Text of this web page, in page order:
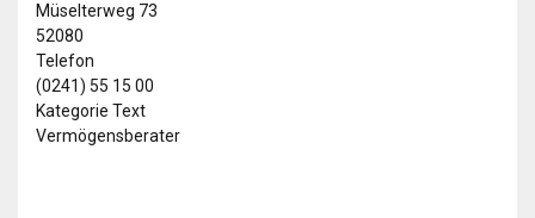
Müselterweg 73
52080
Telefon
(0241) 55 15 00
Kategorie Text
Vermögensberater